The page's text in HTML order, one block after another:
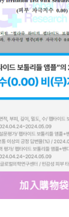
加入購物袋